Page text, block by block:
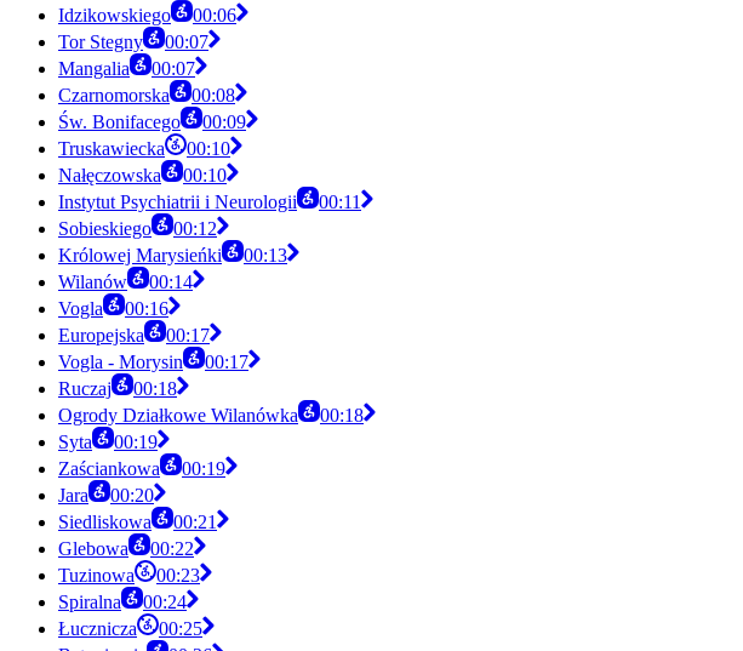
Idzikowskiego
00:06
Tor Stegny
00:07
Mangalia
00:07
Czarnomorska
00:08
Św. Bonifacego
00:09
Truskawiecka
00:10
Nałęczowska
00:10
Instytut Psychiatrii i Neurologii
00:11
Sobieskiego
00:12
Królowej Marysieńki
00:13
Wilanów
00:14
Vogla
00:16
Europejska
00:17
Vogla - Morysin
00:17
Ruczaj
00:18
Ogrody Działkowe Wilanówka
00:18
Syta
00:19
Zaściankowa
00:19
Jara
00:20
Siedliskowa
00:21
Glebowa
00:22
Tuzinowa
00:23
Spiralna
00:24
Łucznicza
00:25